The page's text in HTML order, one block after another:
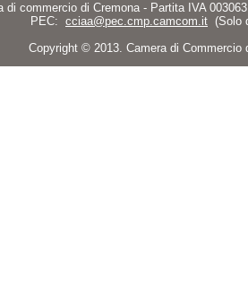
di commercio di Cremona - Partita IVA
PEC: cciaa@pec.cmp.camcom.it (Solo
Copyright © 2013. Camera di